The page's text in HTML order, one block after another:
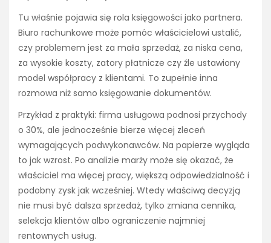
Tu właśnie pojawia się rola księgowości jako partnera.
Biuro rachunkowe może pomóc właścicielowi ustalić,
czy problemem jest za mała sprzedaż, za niska cena,
za wysokie koszty, zatory płatnicze czy źle ustawiony
model współpracy z klientami. To zupełnie inna
rozmowa niż samo księgowanie dokumentów.
Przykład z praktyki: firma usługowa podnosi przychody
o 30%, ale jednocześnie bierze więcej zleceń
wymagających podwykonawców. Na papierze wygląda
to jak wzrost. Po analizie marży może się okazać, że
właściciel ma więcej pracy, większą odpowiedzialność i
podobny zysk jak wcześniej. Wtedy właściwą decyzją
nie musi być dalsza sprzedaż, tylko zmiana cennika,
selekcja klientów albo ograniczenie najmniej
rentownych usług.